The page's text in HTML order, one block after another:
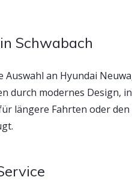
Schwabach
Auswahl an Hyundai
durch modernes
längere Fahrten oder